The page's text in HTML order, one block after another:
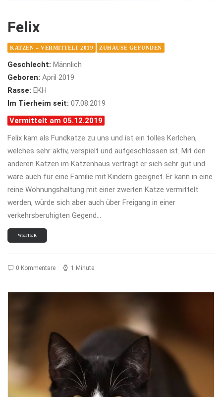
Felix
KATZEN – VERMITTELT 2019 ZUHAUSE GEFUNDEN
Geschlecht: Männlich
Geboren: April 2019
Rasse: EKH
Im Tierheim seit: 07.08.2019
Vermittelt am 05.12.2019
Felix kam als Fundkatze zu uns und ist ein tolles Kerlchen,
welches sehr aktiv, verspielt und aufgeschlossen ist. Mit den
anderen Katzen im Katzenhaus verträgt er sich sehr gut und
wäre auch für eine Familie mit Kindern geeignet. Er kann in eine
reine Wohnungshaltung mit einer zweiten Katze vermittelt
werden, würde sich aber auch über Freigang in einer
verkehrsberuhigten Gegend…
WEITER
0 Kommentare 1 Minute